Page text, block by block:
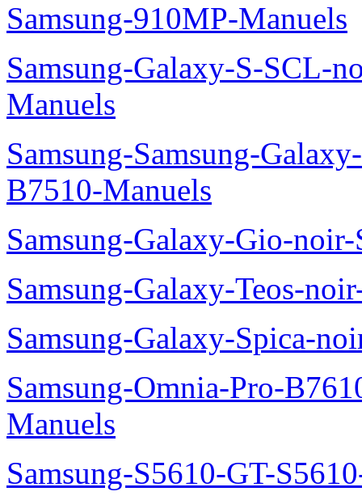
Samsung-910MP-Manuels
Samsung-Galaxy-S-SCL-
Manuels
Samsung-Samsung-
B7510-Manuels
Samsung-Galaxy-Gio-
Samsung-Galaxy-Teos-
Samsung-Galaxy-Spica-
Samsung-Omnia-Pro-
Manuels
Samsung-S5610-GT-